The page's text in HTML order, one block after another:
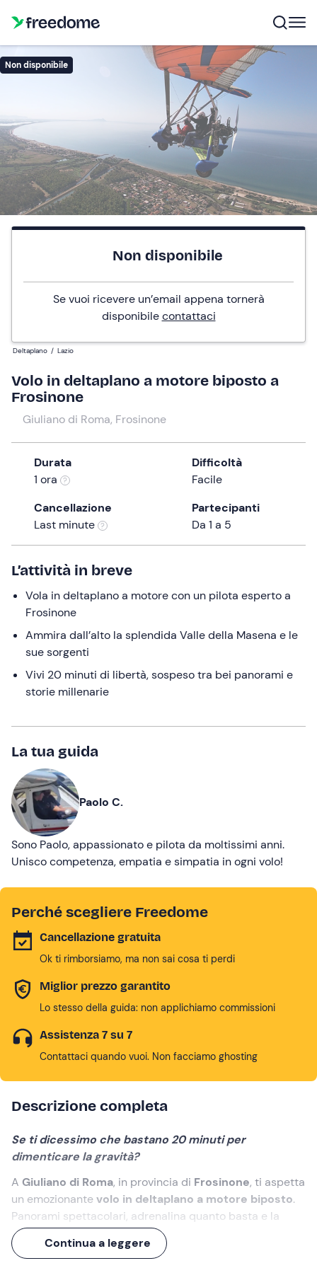
Non disponibile
Non disponibile
Se vuoi ricevere un’email appena tornerà
disponibilecontattaci
Deltaplano / Lazio
Volo in deltaplano a motore biposto a
Frosinone
Giuliano di Roma, Frosinone
Durata
1 ora
Difficoltà
Facile
Cancellazione
Last minute
Partecipanti
Da 1 a 5
L’attività in breve
Vola in deltaplano a motore con un pilota esperto a
Frosinone
Ammira dall’alto la splendida Valle della Masena e le
sue sorgenti
Vivi 20 minuti di libertà, sospeso tra bei panorami e
storie millenarie
La tua guida
Paolo C.
Sono Paolo, appassionato e pilota da moltissimi anni.
Unisco competenza, empatia e simpatia in ogni volo!
Perché scegliere Freedome
Cancellazione gratuita
Ok ti rimborsiamo, ma non sai cosa ti perdi
Miglior prezzo garantito
Lo stesso della guida: non applichiamo commissioni
Assistenza 7 su 7
Contattaci quando vuoi. Non facciamo ghosting
Descrizione completa
Se ti dicessimo che bastano 20 minuti per
dimenticare la gravità?
A Giuliano di Roma, in provincia di Frosinone, ti aspetta
un emozionantevolo in deltaplano a motore biposto.
Panorami spettacolari, adrenalina quanto basta e la
sensazione unica di volare sopra la
tra sorgenti nascoste e storie che risalgono addirittura
Continua a leggere